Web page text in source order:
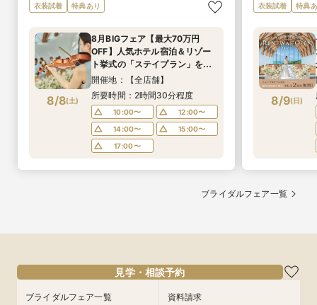
衣装試着 特典あり
8/8(土)
8月BIGフェア【最大70万円
OFF】人気ホテル宿泊＆リゾー
ト挙式の「ステイプラン」をご
案内
開催地：【全店舗】
所要時間：2時間30分程度
10:00〜
12:00〜
14:00〜
15:00〜
17:00〜
衣装試着 特典
8/9(日)
ブライダルフェア一覧
見学・相談予約
ブライダルフェア一覧 資料請求